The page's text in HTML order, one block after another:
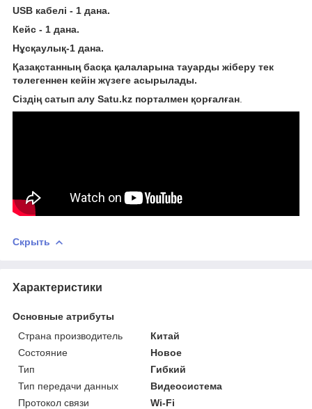
USB кабелі - 1 дана.
Кейс - 1 дана.
Нұсқаулық-1 дана.
Қазақстанның басқа қалаларына тауарды жіберу тек
төлегеннен кейін жүзеге асырылады.
Сіздің сатып алу Satu.kz порталмен қорғалған
Скрыть
Характеристики
Основные атрибуты
Страна производитель
Китай
Состояние
Новое
Тип
Гибкий
Тип передачи данных
Видеосистема
Протокол связи
Wi-Fi